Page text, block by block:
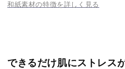
和紙素材の特徴を詳しく見る
できるだけ肌にストレス